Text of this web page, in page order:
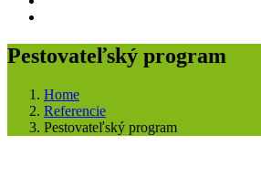
Pestovateľský program
Home
Referencie
Pestovateľský program